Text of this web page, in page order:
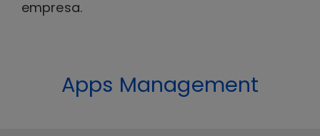
empresa.
Apps Management